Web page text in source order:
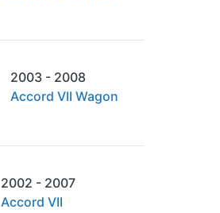
2003 - 2008
Accord VII Wagon
2002 - 2007
Accord VII